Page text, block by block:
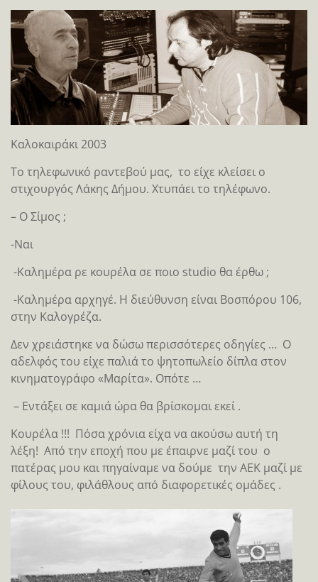
Καλοκαιράκι 2003
Το τηλεφωνικό ραντεβού μας, το είχε κλείσει ο
στιχουργός Λάκης Δήμου. Χτυπάει το τηλέφωνο.
– Ο Σίμος ;
-Ναι
-Καλημέρα ρε κουρέλα σε ποιo studio θα έρθω ;
-Καλημέρα αρχηγέ. Η διεύθυνση είναι Βοσπόρου 106,
στην Καλογρέζα.
Δεν χρειάστηκε να δώσω περισσότερες οδηγίες … Ο
αδελφός του είχε παλιά το ψητοπωλείο δίπλα στον
κινηματογράφο «Μαρίτα». Οπότε …
– Εντάξει σε καμιά ώρα θα βρίσκομαι εκεί .
Κουρέλα !!! Πόσα χρόνια είχα να ακούσω αυτή τη
λέξη! Από την εποχή που με έπαιρνε μαζί του ο
πατέρας μου και πηγαίναμε να δούμε την ΑΕΚ μαζί με
φίλους του, φιλάθλους από διαφορετικές ομάδες .